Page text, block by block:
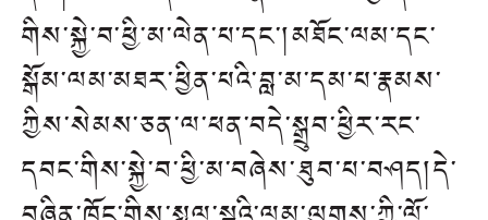
གིས་སྐྱེ་བ་ཕྱི་མ་ལེན་པ་དང་།མཐོང་ལམ་དང་
སྒོམ་ལམ་མཐར་ཕྱིན་པའི་བླ་མ་དམ་པ་རྣམས་
ཀྱིས་སེམས་ཅན་ལ་ཕན་བདེ་སྒྲུབ་ཕྱིར་རང་
དབང་གིས་སྐྱེ་བ་ཕྱི་མ་བཞེས་ཐུབ་པ་བཤད།དེ་